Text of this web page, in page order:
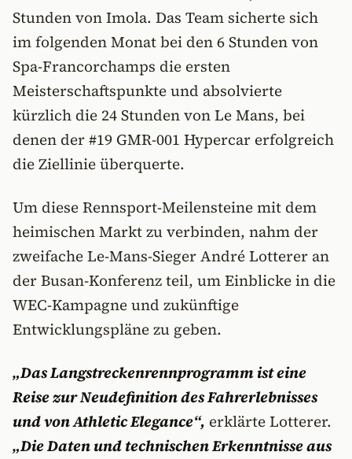
Stunden von Imola. Das Team sicherte sich
im folgenden Monat bei den 6 Stunden von
Spa-Francorchamps die ersten
Meisterschaftspunkte und absolvierte
kürzlich die 24 Stunden von Le Mans, bei
denen der #19 GMR-001 Hypercar erfolgreich
die Ziellinie überquerte.
Um diese Rennsport-Meilensteine mit dem
heimischen Markt zu verbinden, nahm der
zweifache Le-Mans-Sieger André Lotterer an
der Busan-Konferenz teil, um Einblicke in die
WEC-Kampagne und zukünftige
Entwicklungspläne zu geben.
„Das Langstreckenrennprogramm ist eine
Reise zur Neudefinition des Fahrerlebnisses
und von Athletic Elegance“, erklärte Lotterer.
„Die Daten und technischen Erkenntnisse aus